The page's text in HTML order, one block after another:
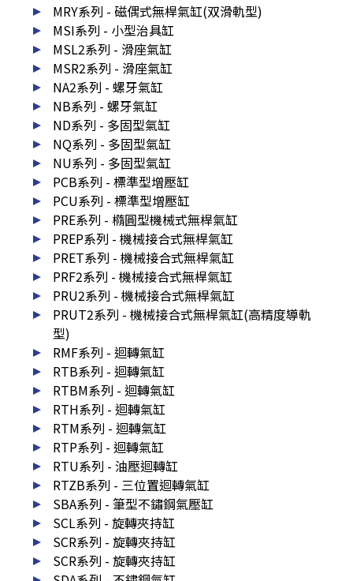
MRY系列 - 磁偶式無桿氣缸(双滑軌型)
MSI系列 - 小型治具缸
MSL2系列 - 滑座氣缸
MSR2系列 - 滑座氣缸
NA2系列 - 螺牙氣缸
NB系列 - 螺牙氣缸
ND系列 - 多固型氣缸
NQ系列 - 多固型氣缸
NU系列 - 多固型氣缸
PCB系列 - 標準型增壓缸
PCU系列 - 標準型增壓缸
PRE系列 - 橢圓型機械式無桿氣缸
PREP系列 - 機械接合式無桿氣缸
PRET系列 - 機械接合式無桿氣缸
PRF2系列 - 機械接合式無桿氣缸
PRU2系列 - 機械接合式無桿氣缸
PRUT2系列 - 機械接合式無桿氣缸(高精度導軌
型)
RMF系列 - 迴轉氣缸
RTB系列 - 迴轉氣缸
RTBM系列 - 迴轉氣缸
RTH系列 - 迴轉氣缸
RTM系列 - 迴轉氣缸
RTP系列 - 迴轉氣缸
RTU系列 - 油壓迴轉缸
RTZB系列 - 三位置迴轉氣缸
SBA系列 - 筆型不鏽鋼氣壓缸
SCL系列 - 旋轉夾持缸
SCR系列 - 旋轉夾持缸
SCR系列 - 旋轉夾持缸